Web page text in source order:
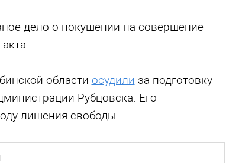
дело о покушении на совершение
области осудили за подготовку
Рубцовска. Его
лишения свободы.